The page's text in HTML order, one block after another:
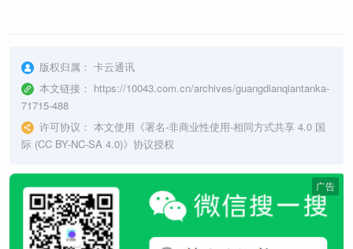
版权归属： 卡云通讯
本文链接： https://10043.com.cn/archives/guangdianqiantanka-
71715-488
许可协议： 本文使用《署名-非商业性使用-相同方式共享 4.0 国
际 (CC BY-NC-SA 4.0)》协议授权
广告